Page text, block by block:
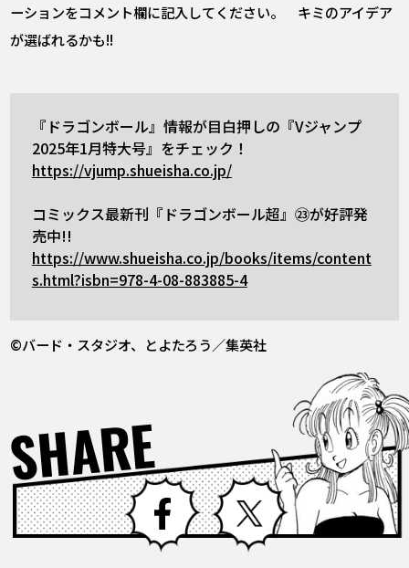
ーションをコメント欄に記入してください。 キミのアイデア
が選ばれるかも!!
『ドラゴンボール』情報が目白押しの『Vジャンプ
2025年1月特大号』をチェック！
https://vjump.shueisha.co.jp/
コミックス最新刊『ドラゴンボール超』㉓が好評発
売中!!
https://www.shueisha.co.jp/books/items/content
s.html?isbn=978-4-08-883885-4
©バード・スタジオ、とよたろう／集英社
SHARE Facebook X